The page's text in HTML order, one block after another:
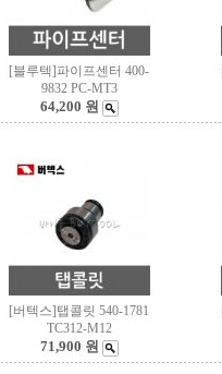
[블루텍]파이프센터 400-
9832 PC-MT3
64,200 원
[버텍스]탭콜릿 540-1781
TC312-M12
71,900 원